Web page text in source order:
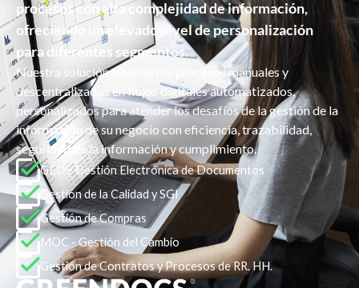
procesos con alta complejidad de información,
ofreciendo un elevado nivel de personalización
para diferentes segmentos.
Nuestra solución transforma procesos manuales y
descentralizados en flujos digitales automatizados,
personalizados para atender los desafíos de la gestión de la
información de su negocio con eficiencia, trazabilidad,
seguridad de la información y cumplimiento.
GED - Gestión Electrónica de Documentos
Gestión de la Calidad y SGI
Gestión de Compras
MOC - Gestión del Cambio
Gestión de Contratos y Procesos de RR. HH.